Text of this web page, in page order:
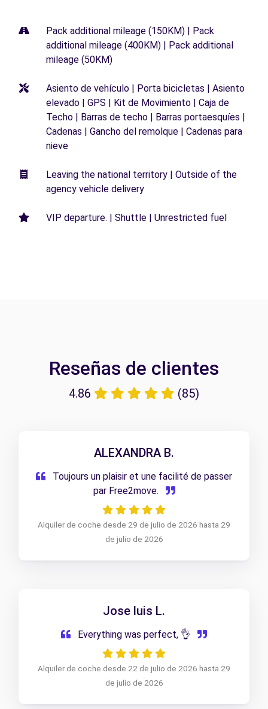
Pack additional mileage (150KM) | Pack
additional mileage (400KM) | Pack additional
mileage (50KM)
Asiento de vehículo | Porta bicicletas | Asiento
elevado | GPS | Kit de Movimiento | Caja de
Techo | Barras de techo | Barras portaesquíes |
Cadenas | Gancho del remolque | Cadenas para
nieve
Leaving the national territory | Outside of the
agency vehicle delivery
VIP departure. | Shuttle | Unrestricted fuel
Reseñas de clientes
4.86 (85)
ALEXANDRA B.
Toujours un plaisir et une facilité de passer
par Free2move.
Alquiler de coche desde 29 de julio de 2026 hasta 29
de julio de 2026
Jose luis L.
Everything was perfect, 👌
Alquiler de coche desde 22 de julio de 2026 hasta 29
de julio de 2026